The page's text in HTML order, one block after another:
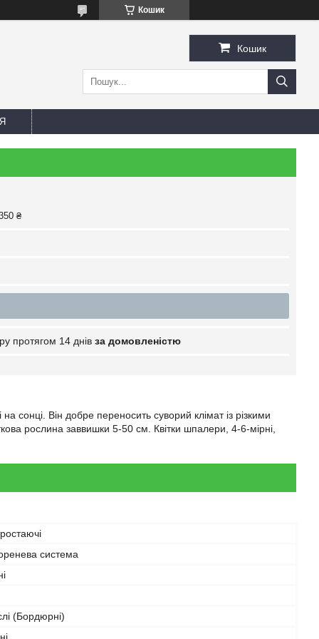
Кошик
Кошик
₴
протягом 14 днів за домовленістю
сонці. Він добре переносить суворий клімат із різкими
рослина заввишки 5-50 см. Квітки шпалери, 4-6-мірні,
система
(Бордюрні)